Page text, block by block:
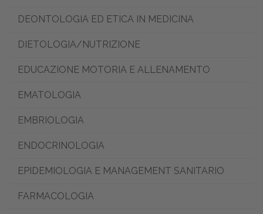
DEONTOLOGIA ED ETICA IN MEDICINA
DIETOLOGIA/NUTRIZIONE
EDUCAZIONE MOTORIA E ALLENAMENTO
EMATOLOGIA
EMBRIOLOGIA
ENDOCRINOLOGIA
EPIDEMIOLOGIA E MANAGEMENT SANITARIO
FARMACOLOGIA